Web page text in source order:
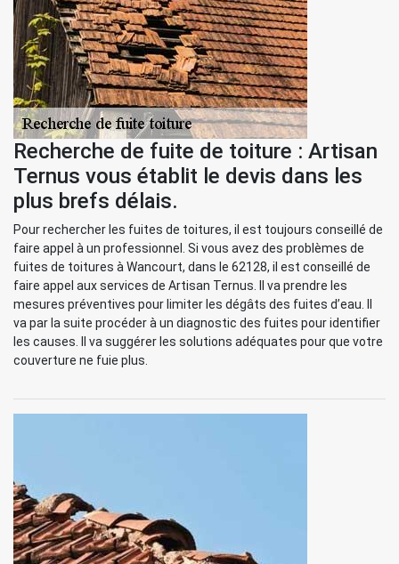
Recherche de fuite de toiture : Artisan
Ternus vous établit le devis dans les
plus brefs délais.
Pour rechercher les fuites de toitures, il est toujours conseillé de
faire appel à un professionnel. Si vous avez des problèmes de
fuites de toitures à Wancourt, dans le 62128, il est conseillé de
faire appel aux services de Artisan Ternus. Il va prendre les
mesures préventives pour limiter les dégâts des fuites d’eau. Il
va par la suite procéder à un diagnostic des fuites pour identifier
les causes. Il va suggérer les solutions adéquates pour que votre
couverture ne fuie plus.